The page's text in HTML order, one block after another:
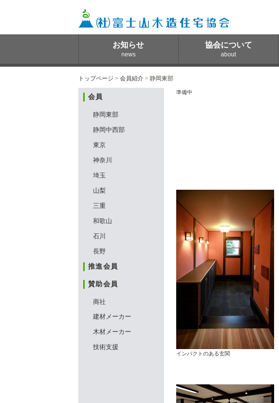
お知らせ
news
協会について
about
トップページ > 会員紹介 > 静岡東部
会員
静岡東部
静岡中西部
東京
神奈川
埼玉
山梨
三重
和歌山
石川
長野
推進会員
賛助会員
商社
建材メーカー
木材メーカー
技術支援
準備中
インパクトのある玄関